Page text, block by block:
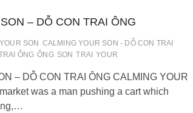
– DỖ CON TRAI ÔNG
SON CALMING YOUR SON - DỖ CON TRAI
ÔNG ÔNG SON TRAI YOUR
– DỖ CON TRAI ÔNG CALMING YOUR
was a man pushing a cart which